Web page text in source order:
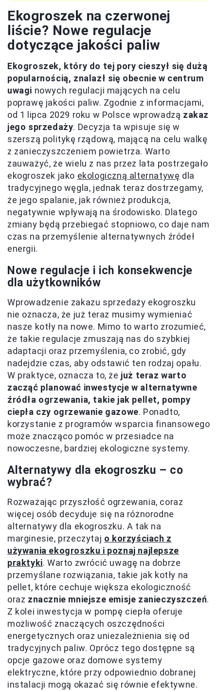
Ekogroszek na czerwonej
liście? Nowe regulacje
dotyczące jakości paliw
Ekogroszek, który do tej pory cieszył się dużą
popularnością, znalazł się obecnie w centrum
uwagi nowych regulacji mających na celu
poprawę jakości paliw. Zgodnie z informacjami,
od 1 lipca 2029 roku w Polsce wprowadzą zakaz
jego sprzedaży. Decyzja ta wpisuje się w
szerszą politykę rządową, mającą na celu walkę
z zanieczyszczeniem powietrza. Warto
zauważyć, że wielu z nas przez lata postrzegało
ekogroszek jako ekologiczną alternatywę dla
tradycyjnego węgla, jednak teraz dostrzegamy,
że jego spalanie, jak również produkcja,
negatywnie wpływają na środowisko. Dlatego
zmiany będą przebiegać stopniowo, co daje nam
czas na przemyślenie alternatywnych źródeł
energii.
Nowe regulacje i ich konsekwencje
dla użytkowników
Wprowadzenie zakazu sprzedaży ekogroszku
nie oznacza, że już teraz musimy wymieniać
nasze kotły na nowe. Mimo to warto zrozumieć,
że takie regulacje zmuszają nas do szybkiej
adaptacji oraz przemyślenia, co zrobić, gdy
nadejdzie czas, aby odstawić ten rodzaj opału.
W praktyce, oznacza to, że już teraz warto
zacząć planować inwestycje w alternatywne
źródła ogrzewania, takie jak pellet, pompy
ciepła czy ogrzewanie gazowe. Ponadto,
korzystanie z programów wsparcia finansowego
może znacząco pomóc w przesiadce na
nowoczesne, bardziej ekologiczne systemy.
Alternatywy dla ekogroszku – co
wybrać?
Rozważając przyszłość ogrzewania, coraz
więcej osób decyduje się na różnorodne
alternatywy dla ekogroszku. A tak na
marginesie, przeczytaj o korzyściach z
używania ekogroszku i poznaj najlepsze
praktyki. Warto zwrócić uwagę na dobrze
przemyślane rozwiązania, takie jak kotły na
pellet, które cechuje większa ekologiczność
oraz znacznie mniejsze emisje zanieczyszczeń.
Z kolei inwestycja w pompę ciepła oferuje
możliwość znaczących oszczędności
energetycznych oraz uniezależnienia się od
tradycyjnych paliw. Oprócz tego dostępne są
opcje gazowe oraz domowe systemy
elektryczne, które przy odpowiednio dobranej
instalacji mogą okazać się równie efektywne.